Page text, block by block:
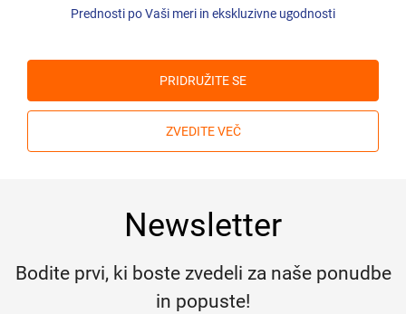
Prednosti po Vaši meri in ekskluzivne ugodnosti
PRIDRUŽITE SE
ZVEDITE VEČ
Newsletter
Bodite prvi, ki boste zvedeli za naše ponudbe
in popuste!